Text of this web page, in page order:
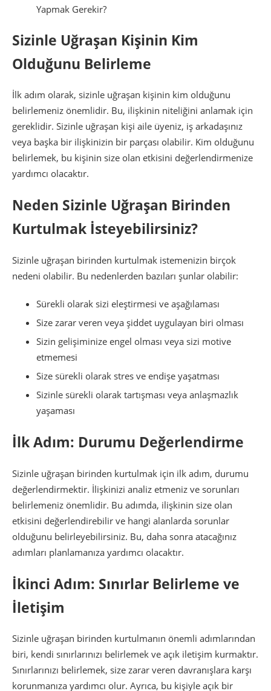
Yapmak Gerekir?
Sizinle Uğraşan Kişinin Kim
Olduğunu Belirleme
İlk adım olarak, sizinle uğraşan kişinin kim olduğunu
belirlemeniz önemlidir. Bu, ilişkinin niteliğini anlamak için
gereklidir. Sizinle uğraşan kişi aile üyeniz, iş arkadaşınız
veya başka bir ilişkinizin bir parçası olabilir. Kim olduğunu
belirlemek, bu kişinin size olan etkisini değerlendirmenize
yardımcı olacaktır.
Neden Sizinle Uğraşan Birinden
Kurtulmak İsteyebilirsiniz?
Sizinle uğraşan birinden kurtulmak istemenizin birçok
nedeni olabilir. Bu nedenlerden bazıları şunlar olabilir:
Sürekli olarak sizi eleştirmesi ve aşağılaması
Size zarar veren veya şiddet uygulayan biri olması
Sizin gelişiminize engel olması veya sizi motive
etmemesi
Size sürekli olarak stres ve endişe yaşatması
Sizinle sürekli olarak tartışması veya anlaşmazlık
yaşaması
İlk Adım: Durumu Değerlendirme
Sizinle uğraşan birinden kurtulmak için ilk adım, durumu
değerlendirmektir. İlişkinizi analiz etmeniz ve sorunları
belirlemeniz önemlidir. Bu adımda, ilişkinin size olan
etkisini değerlendirebilir ve hangi alanlarda sorunlar
olduğunu belirleyebilirsiniz. Bu, daha sonra atacağınız
adımları planlamanıza yardımcı olacaktır.
İkinci Adım: Sınırlar Belirleme ve
İletişim
Sizinle uğraşan birinden kurtulmanın önemli adımlarından
biri, kendi sınırlarınızı belirlemek ve açık iletişim kurmaktır.
Sınırlarınızı belirlemek, size zarar veren davranışlara karşı
korunmanıza yardımcı olur. Ayrıca, bu kişiyle açık bir